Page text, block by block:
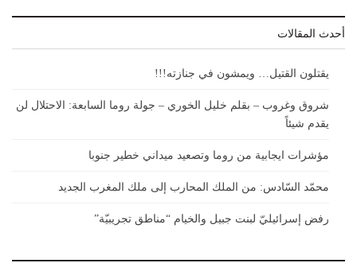
أحدث المقالات
يقتلون القتيل… ويمشون في جنازته!!!
شروق وغروب – بقلم خليل الخوري – جولة روما السابعة: الاحتلال لن
يقدم شيئاً
مؤشرات ايجابية من روما وتصعيد ميداني خطير جنوبا
محمّد السّادس: من الملك المحارب إلى ملك المغرب الجديد
رفض إسرائيليّ لبنت جبيل والخيام “مناطق تجريبيّة”